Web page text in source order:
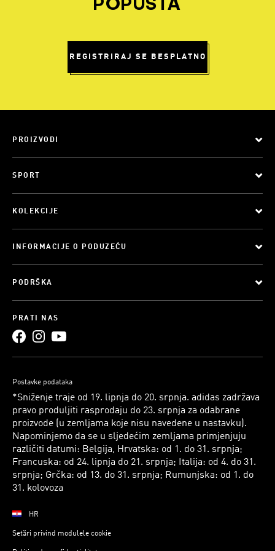
POPUSTA
REGISTRIRAJ SE BESPLATNO
PROIZVODI
SPORT
KOLEKCIJE
INFORMACIJE O PODUZEĆU
PODRŠKA
PRATI NAS
Postavke podataka
*Sniženje traje od 19. lipnja do 20. srpnja. adidas zadržava
pravo produljiti rasprodaju do 23. srpnja za odabrane
proizvode (u zemljama koje nisu navedene u nastavku).
Napominjemo da se u sljedećim zemljama primjenjuju
različiti datumi: Belgija, Hrvatska: od 1. do 31. srpnja;
Francuska: od 24. lipnja do 21. srpnja; Italija: od 4. do 31.
srpnja; Grčka: od 13. do 31. srpnja; Rumunjska: od 1. do
31. kolovoza
HR
Setări privind modulele cookie